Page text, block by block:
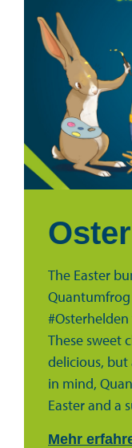
The Easter
These sweet
delicious, but
in mind,
Easter and a
Mehr